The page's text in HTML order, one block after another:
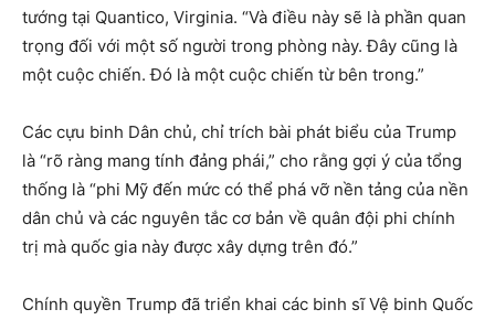
tướng tại Quantico, Virginia. “Và điều này sẽ là phần quan
trọng đối với một số người trong phòng này. Đây cũng là
một cuộc chiến. Đó là một cuộc chiến từ bên trong.”
Các cựu binh Dân chủ, chỉ trích bài phát biểu của Trump
là “rõ ràng mang tính đảng phái,” cho rằng gợi ý của tổng
thống là “phi Mỹ đến mức có thể phá vỡ nền tảng của nền
dân chủ và các nguyên tắc cơ bản về quân đội phi chính
trị mà quốc gia này được xây dựng trên đó.”
Chính quyền Trump đã triển khai các binh sĩ Vệ binh Quốc